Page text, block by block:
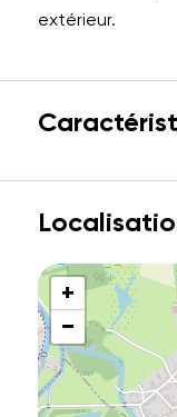
extérieur.
+
−